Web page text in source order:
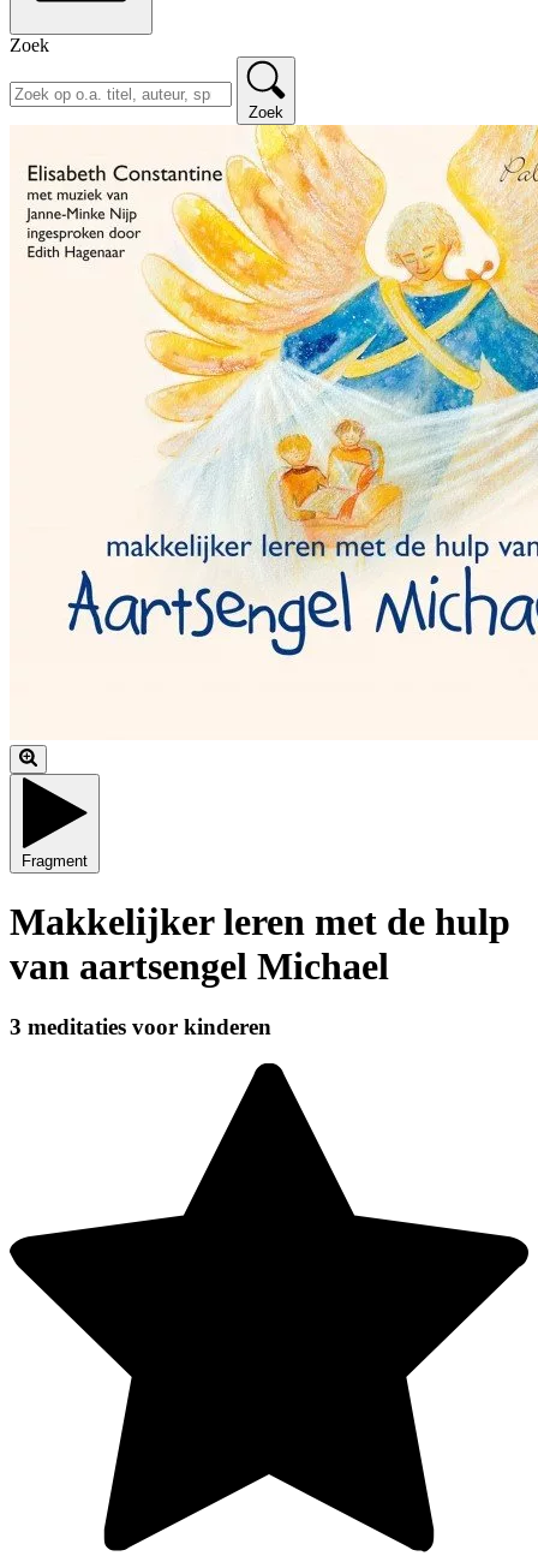
Zoek
Zoek
Fragment
Makkelijker leren met de hulp
van aartsengel Michael
3 meditaties voor kinderen